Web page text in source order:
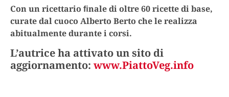
Con un ricettario ﬁnale di oltre 60 ricette di base,
curate dal cuoco Alberto Berto che le realizza
abitualmente durante i corsi.
L’autrice ha attivato un sito di
aggiornamento: www.PiattoVeg.info